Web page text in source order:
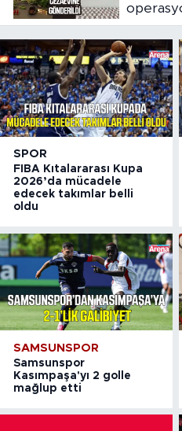
SPOR
FIBA Kıtalararası Kupa
2026’da mücadele
edecek takımlar belli
oldu
SAMSUNSPOR
Samsunspor
Kasımpaşa'yı 2 golle
mağlup etti